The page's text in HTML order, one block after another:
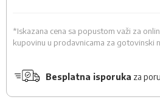
*Iskazana cena sa popustom važi za
kupovinu u prodavnicama za gotovinski
Besplatna isporuka za